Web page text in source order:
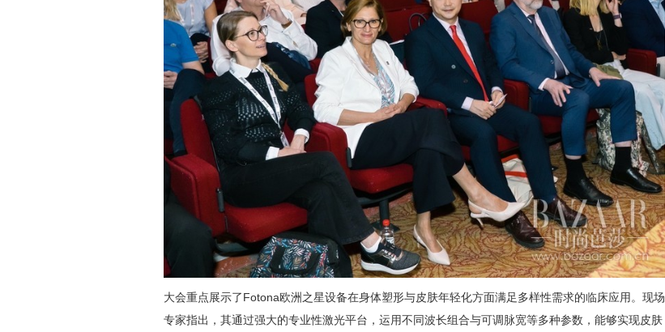
大会重点展示了Fotona欧洲之星设备在身体塑形与皮肤年轻化方面满足多样性需求的临床应用。现场
专家指出，其通过强大的专业性激光平台，运用不同波长组合与可调脉宽等多种参数，能够实现皮肤